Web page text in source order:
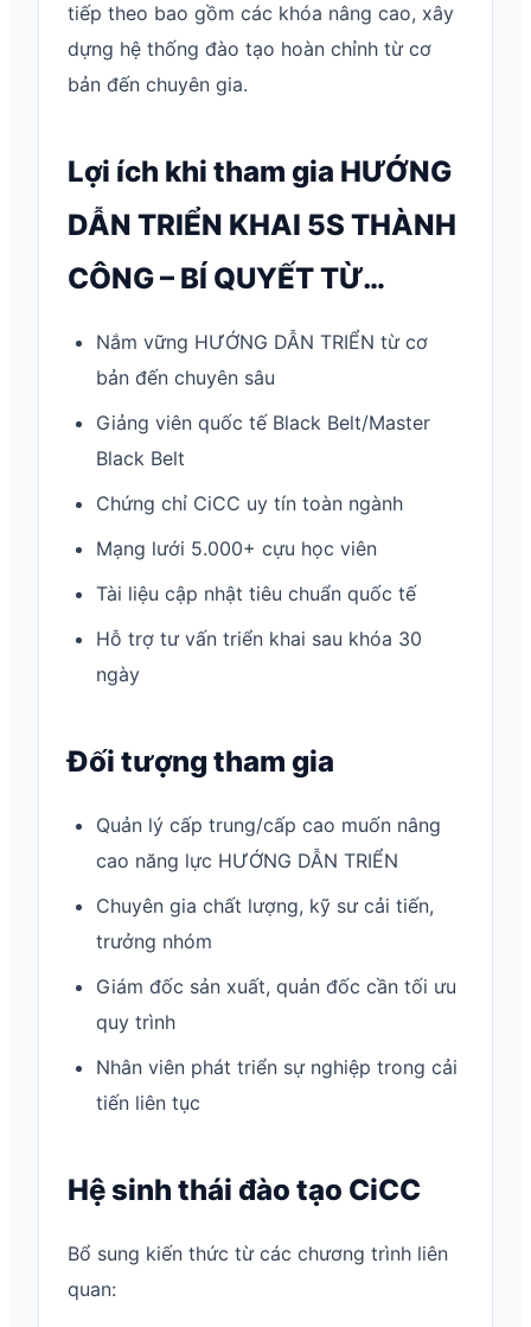
tiếp theo bao gồm các khóa nâng cao, xây
dựng hệ thống đào tạo hoàn chỉnh từ cơ
bản đến chuyên gia.
Lợi ích khi tham gia HƯỚNG
DẪN TRIỂN KHAI 5S THÀNH
CÔNG – BÍ QUYẾT TỪ…
Nắm vững HƯỚNG DẪN TRIỂN từ cơ
bản đến chuyên sâu
Giảng viên quốc tế Black Belt/Master
Black Belt
Chứng chỉ CiCC uy tín toàn ngành
Mạng lưới 5.000+ cựu học viên
Tài liệu cập nhật tiêu chuẩn quốc tế
Hỗ trợ tư vấn triển khai sau khóa 30
ngày
Đối tượng tham gia
Quản lý cấp trung/cấp cao muốn nâng
cao năng lực HƯỚNG DẪN TRIỂN
Chuyên gia chất lượng, kỹ sư cải tiến,
trưởng nhóm
Giám đốc sản xuất, quản đốc cần tối ưu
quy trình
Nhân viên phát triển sự nghiệp trong cải
tiến liên tục
Hệ sinh thái đào tạo CiCC
Bổ sung kiến thức từ các chương trình liên
quan: